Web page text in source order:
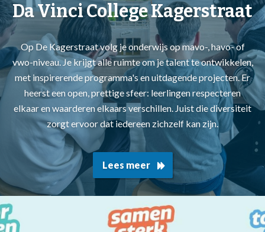
Da Vinci College Kagerstraat
Op De Kagerstraat volg je onderwijs op mavo-, havo- of
vwo-niveau. Je krijgt alle ruimte om je talent te ontwikkelen,
met inspirerende programma's en uitdagende projecten. Er
heerst een open, prettige sfeer: leerlingen respecteren
elkaar en waarderen elkaars verschillen. Juist die diversiteit
zorgt ervoor dat iedereen zichzelf kan zijn.
Lees meer